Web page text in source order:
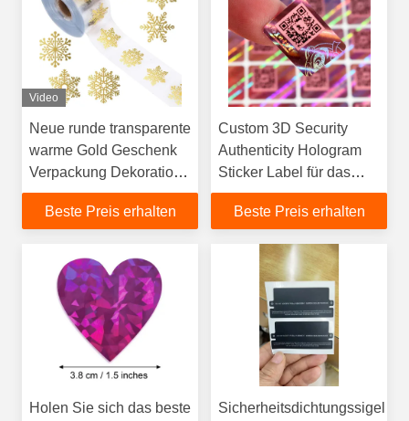
Video
Neue runde transparente
warme Gold Geschenk
Verpackung Dekoration
Aufkleber für
Weihnachts Siegel
Beste Preis erhalten
Custom 3D Security
Authenticity Hologram
Sticker Label für das
einzigartige
Verpackungsdesign
Beste Preis erhalten
Holen Sie sich das beste
Sicherheitsdichtungssigel